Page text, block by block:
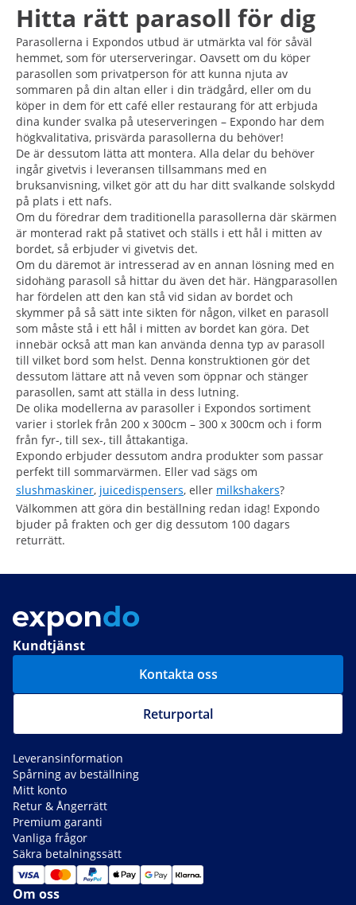
Hitta rätt parasoll för dig
Parasollerna i Expondos utbud är utmärkta val för såväl
hemmet, som för uterserveringar. Oavsett om du köper
parasollen som privatperson för att kunna njuta av
sommaren på din altan eller i din trädgård, eller om du
köper in dem för ett café eller restaurang för att erbjuda
dina kunder svalka på uteserveringen – Expondo har dem
högkvalitativa, prisvärda parasollerna du behöver!
De är dessutom lätta att montera. Alla delar du behöver
ingår givetvis i leveransen tillsammans med en
bruksanvisning, vilket gör att du har ditt svalkande solskydd
på plats i ett nafs.
Om du föredrar dem traditionella parasollerna där skärmen
är monterad rakt på stativet och ställs i ett hål i mitten av
bordet, så erbjuder vi givetvis det.
Om du däremot är intresserad av en annan lösning med en
sidohäng parasoll så hittar du även det här. Hängparasollen
har fördelen att den kan stå vid sidan av bordet och
skymmer på så sätt inte sikten för någon, vilket en parasoll
som måste stå i ett hål i mitten av bordet kan göra. Det
innebär också att man kan använda denna typ av parasoll
till vilket bord som helst. Denna konstruktionen gör det
dessutom lättare att nå veven som öppnar och stänger
parasollen, samt att ställa in dess lutning.
De olika modellerna av parasoller i Expondos sortiment
varier i storlek från 200 x 300cm – 300 x 300cm och i form
från fyr-, till sex-, till åttakantiga.
Expondo erbjuder dessutom andra produkter som passar
perfekt till sommarvärmen. Eller vad sägs om
slushmaskiner, juicedispensers, eller milkshakers?
Välkommen att göra din beställning redan idag! Expondo
bjuder på frakten och ger dig dessutom 100 dagars
returrätt.
Kundtjänst
Kontakta oss
Returportal
Leveransinformation
Spårning av beställning
Mitt konto
Retur & Ångerrätt
Premium garanti
Vanliga frågor
Säkra betalningssätt
Om oss